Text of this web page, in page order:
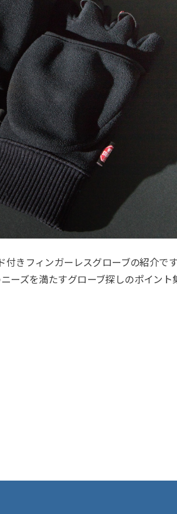
きフィンガーレスグローブの紹介で
ーズを満たすグローブ探しのポイント